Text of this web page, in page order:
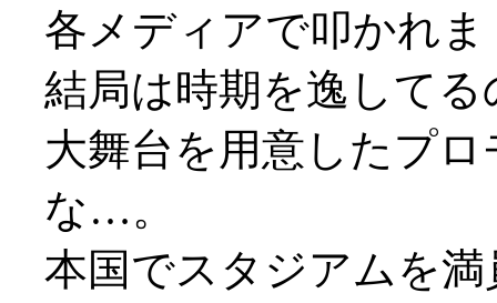
各メディアで叩かれ
結局は時期を逸して
大舞台を用意したプ
な…。
本国でスタジアムを